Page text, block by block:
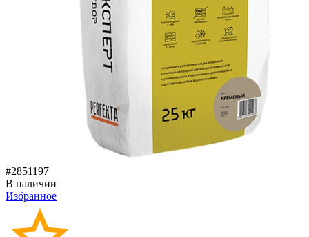
#2851197
В наличии
Избранное